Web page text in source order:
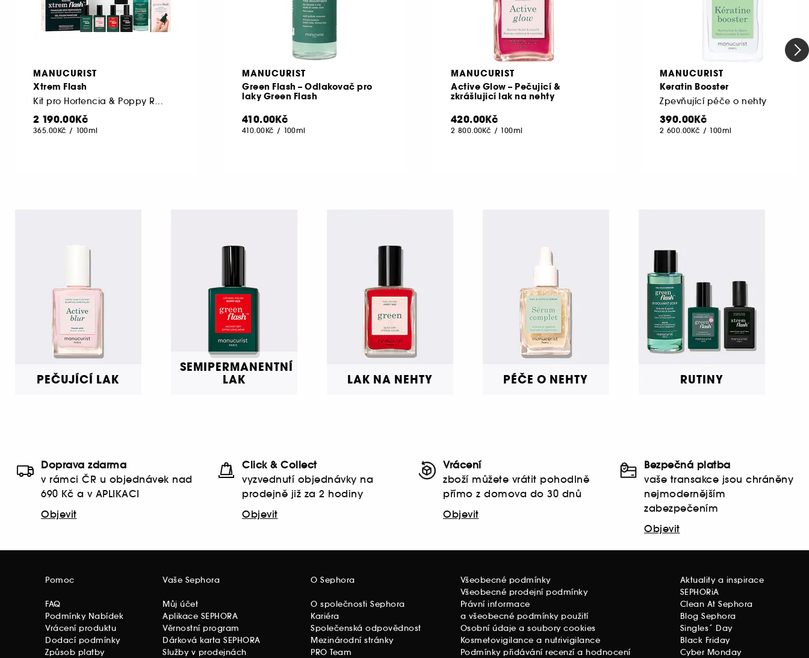
MANUCURIST
Xtrem Flash
Kit pro Hortencia & Poppy Red
2 190.00Kč
365.00Kč / 100ml
MANUCURIST
Green Flash – Odlakovač pro
laky Green Flash
410.00Kč
410.00Kč / 100ml
MANUCURIST
Active Glow – Pečujicí &
zkrášlujicí lak na nehty
420.00Kč
2 800.00Kč / 100ml
MANUCURIST
Keratin Booster
Zpevňující péče o nehty
390.00Kč
2 600.00Kč / 100ml
PEČUJÍCÍ LAK
SEMIPERMANENTNÍ
LAK
LAK NA NEHTY PÉČE O NEHTY RUTINY
Doprava zdarma
v rámci ČR u objednávek nad
690 Kč a v APLIKACI
Objevit
Click & Collect
vyzvednutí objednávky na
prodejně již za 2 hodiny
Objevit
Vrácení
zboží můžete vrátit pohodlně
přímo z domova do 30 dnů
Objevit
Bezpečná platba
vaše transakce jsou chráněny
nejmodernějším
zabezpečením
Objevit
Pomoc
FAQ
Podmínky Nabídek
Vrácení produktu
Dodací podmínky
Způsob platby
Vaše Sephora
Můj účet
Aplikace SEPHORA
Věrnostní program
Dárková karta SEPHORA
Služby v prodejnách
O Sephora
O společnosti Sephora
Kariéra
Společenská odpovědnost
Mezinárodní stránky
PRO Team
Všeobecné podmínky
Všeobecné prodejní podmínky
Právní informace
a všeobecné podmínky použití
Osobní údaje a soubory cookies
Kosmetovigilance a nutrivigilance
Podmínky přidávání recenzí a hodnocení
Aktuality a inspirace
SEPHORiA
Clean At Sephora
Blog Sephora
Singles´ Day
Black Friday
Cyber Monday